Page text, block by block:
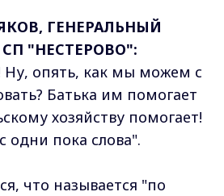
ГЕНЕРАЛЬНЫЙ
"НЕСТЕРОВО":
Ну, опять, как мы можем с
Батька им помогает
хозяйству помогает!
одни пока слова".
что называется "по